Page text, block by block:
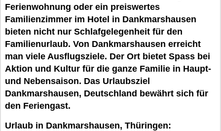
Ferienwohnung oder ein preiswertes
Familienzimmer im Hotel in Dankmarshausen
bieten nicht nur Schlafgelegenheit für den
Familienurlaub. Von Dankmarshausen erreicht
man viele Ausflugsziele. Der Ort bietet Spass bei
Aktion und Kultur für die ganze Familie in Haupt-
und Nebensaison. Das Urlaubsziel
Dankmarshausen, Deutschland bewährt sich für
den Feriengast.
Urlaub in Dankmarshausen, Thüringen: